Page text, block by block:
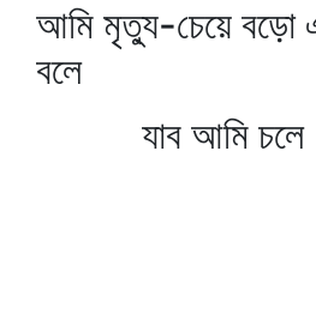
আমি মৃত্যু-চেয়ে বড়ো
বলে
যাব আমি